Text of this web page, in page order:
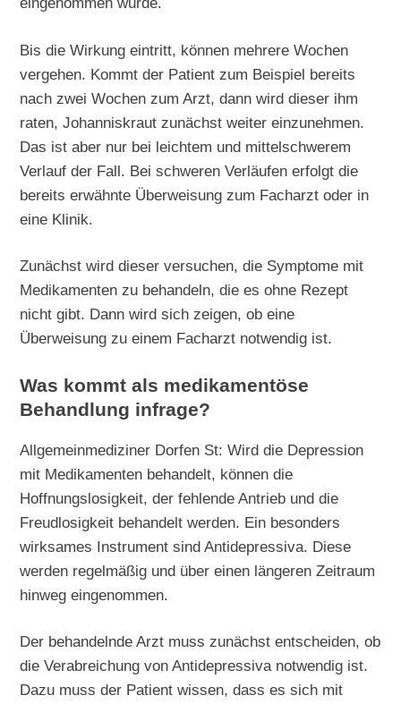
Bis die Wirkung eintritt, können mehrere Wochen
vergehen. Kommt der Patient zum Beispiel bereits
nach zwei Wochen zum Arzt, dann wird dieser ihm
raten, Johanniskraut zunächst weiter einzunehmen.
Das ist aber nur bei leichtem und mittelschwerem
Verlauf der Fall. Bei schweren Verläufen erfolgt die
bereits erwähnte Überweisung zum Facharzt oder in
eine Klinik.
Zunächst wird dieser versuchen, die Symptome mit
Medikamenten zu behandeln, die es ohne Rezept
nicht gibt. Dann wird sich zeigen, ob eine
Überweisung zu einem Facharzt notwendig ist.
Was kommt als medikamentöse
Behandlung infrage?
Allgemeinmediziner Dorfen St: Wird die Depression
mit Medikamenten behandelt, können die
Hoffnungslosigkeit, der fehlende Antrieb und die
Freudlosigkeit behandelt werden. Ein besonders
wirksames Instrument sind Antidepressiva. Diese
werden regelmäßig und über einen längeren Zeitraum
hinweg eingenommen.
Der behandelnde Arzt muss zunächst entscheiden, ob
die Verabreichung von Antidepressiva notwendig ist.
Dazu muss der Patient wissen, dass es sich mit